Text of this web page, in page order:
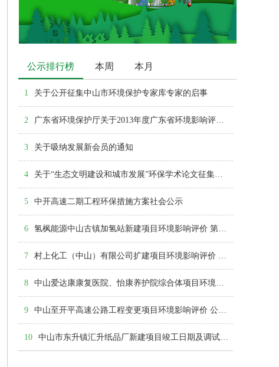
公示排行榜 本周 本月
1 关于公开征集中山市环境保护专家库专家的启事
2 广东省环境保护厅关于2013年度广东省环境影响评价机构考核情况的通报
3 关于吸纳发展新会员的通知
4 关于“生态文明建设和城市发展”环保学术论文征集活动结果的通报
5 中开高速二期工程环保措施方案社会公示
6 氢枫能源中山古镇加氢站新建项目环境影响评价 第一次公众参与公告
7 村上化工（中山）有限公司扩建项目环境影响评价 公众参与第一次公告
8 中山爱达康康复医院、怡康养护院综合体项目环境影响评价第一次公示
9 中山至开平高速公路工程变更项目环境影响评价 公众参与第二次信息公告
10 中山市东升镇汇升纸品厂新建项目竣工日期及调试起止日期示